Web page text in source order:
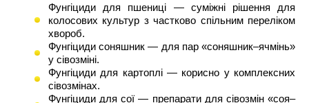
Фунгіциди для пшениці — суміжні рішення для
колосових культур з частково спільним переліком
хвороб.
Фунгіциди соняшник — для пар «соняшник–ячмінь»
у сівозміні.
Фунгіциди для картоплі— корисно у комплексних
сівозмінах.
Фунгіциди для сої — препарати для сівозмін «соя–